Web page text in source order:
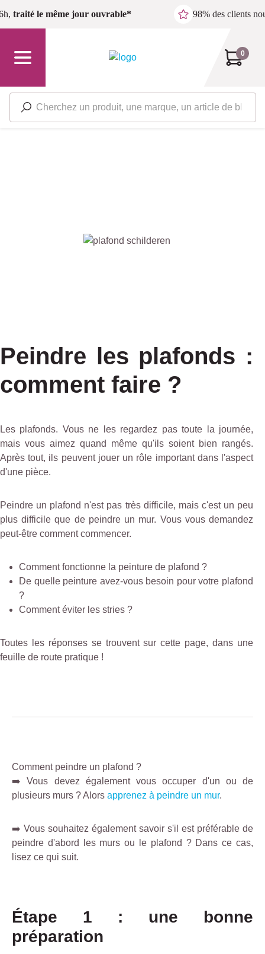
Passer au contenu principal
traité le même jour ouvrable* 98% des clients
0
Peindre les plafonds :
comment faire ?
Les plafonds. Vous ne les regardez pas toute la journée,
mais vous aimez quand même qu'ils soient bien rangés.
Après tout, ils peuvent jouer un rôle important dans l'aspect
d'une pièce.
Peindre un plafond n'est pas très difficile, mais c'est un peu
plus difficile que de peindre un mur. Vous vous demandez
peut-être comment commencer.
Comment fonctionne la peinture de plafond ?
De quelle peinture avez-vous besoin pour votre plafond
?
Comment éviter les stries ?
Toutes les réponses se trouvent sur cette page, dans une
feuille de route pratique !
Comment peindre un plafond ?
➡️ Vous devez également vous occuper d'un ou de
plusieurs murs ? Alors apprenez à peindre un mur.
➡️ Vous souhaitez également savoir s'il est préférable de
peindre d'abord les murs ou le plafond ? Dans ce cas,
lisez ce qui suit.
Étape 1 : une bonne
préparation